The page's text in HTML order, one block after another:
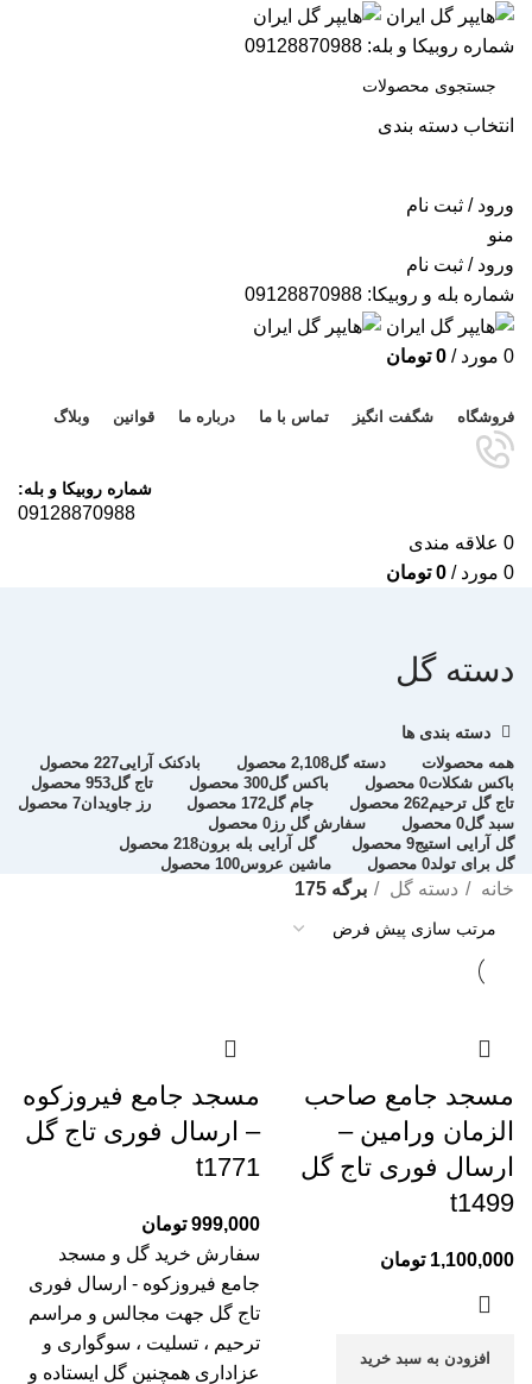
شماره روبیکا و بله: 09128870988
انتخاب دسته بندی
ورود / ثبت نام
منو
ورود / ثبت نام
شماره بله و روبیکا: 09128870988
0 مورد /
0 تومان
فروشگاه شگفت انگیز تماس با ما درباره ما قوانین وبلاگ
شماره روبیکا و بله:
09128870988
0 علاقه مندی
0 مورد /
0 تومان
دسته گل
دسته بندی ها
همه محصولات دسته گل2,108 محصول بادکنک آرایی227 محصول
باکس شکلات0 محصول باکس گل300 محصول تاج گل953 محصول
تاج گل ترحیم262 محصول جام گل172 محصول رز جاویدان7 محصول
سبد گل0 محصول سفارش گل رز 0 محصول
گل آرایی استیج9 محصول گل آرایی بله برون218 محصول
گل برای تولد0 محصول ماشین عروس100 محصول
خانه دسته گل برگه 175
مسجد جامع صاحب
الزمان ورامین –
ارسال فوری تاج گل
t1499
1,100,000 تومان
افزودن به سبد خرید
مسجد جامع فیروزکوه
– ارسال فوری تاج گل
t1771
999,000 تومان
سفارش خرید گل و مسجد
جامع فیروزکوه - ارسال فوری
تاج گل جهت مجالس و مراسم
ترحیم ، تسلیت ، سوگواری و
عزاداری همچنین گل ایستاده و